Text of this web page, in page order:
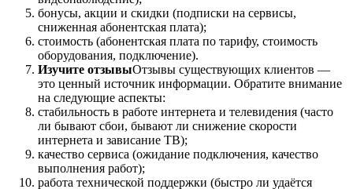
бонусы, акции и скидки (подписки на сервисы,
сниженная абонентская плата);
стоимость (абонентская плата по тарифу, стоимость
оборудования, подключение).
Изучите отзывыОтзывы существующих клиентов —
это ценный источник информации. Обратите внимание
на следующие аспекты:
стабильность в работе интернета и телевидения (часто
ли бывают сбои, бывают ли снижение скорости
интернета и зависание ТВ);
качество сервиса (ожидание подключения, качество
выполнения работ);
работа технической поддержки (быстро ли удаётся